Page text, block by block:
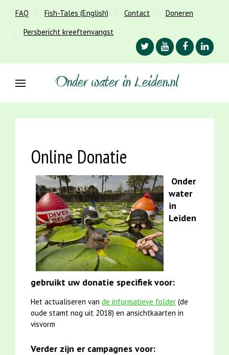
FAQ Fish-Tales (English) Contact
Doneren
Persbericht kreeftenvangst
Online Donatie
Onder
water
in
Leiden
gebruikt uw donatie specifiek voor:
Het actualiseren van de informatieve folder (de
oude stamt nog uit 2018) en ansichtkaarten in
visvorm
Verder zijn er campagnes voor: